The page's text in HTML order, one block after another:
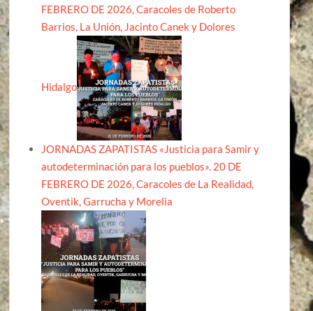
FEBRERO DE 2026, Caracoles de Roberto
Barrios, La Unión, Jacinto Canek y Dolores
Hidalgo
JORNADAS ZAPATISTAS «Justicia para Samir y
autodeterminación para los pueblos». 20 DE
FEBRERO DE 2026, Caracoles de La Realidad,
Oventik, Garrucha y Morelia